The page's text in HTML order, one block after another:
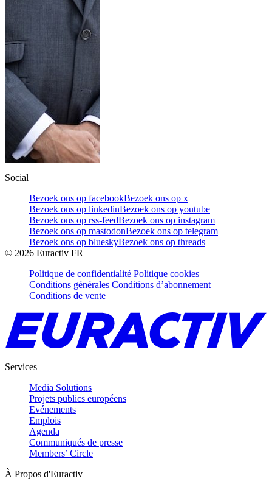
Social
Bezoek ons op facebookBezoek ons op x
Bezoek ons op linkedinBezoek ons op youtube
Bezoek ons op rss-feedBezoek ons op instagram
Bezoek ons op mastodonBezoek ons op telegram
Bezoek ons op blueskyBezoek ons op threads
© 2026 Euractiv FR
Politique de confidentialité Politique cookies
Conditions générales Conditions d’abonnement
Conditions de vente
Services
Media Solutions
Projets publics européens
Evénements
Emplois
Agenda
Communiqués de presse
Members’ Circle
À Propos d'Euractiv